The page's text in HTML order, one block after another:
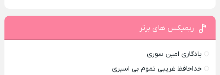
ریمیکس های برتر
یادگاری امین سوری
خداحافظ غریبی تموم بی اسیری